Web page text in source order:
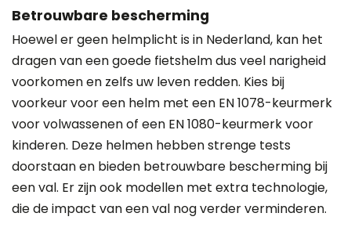
Betrouwbare bescherming
Hoewel er geen helmplicht is in Nederland, kan het
dragen van een goede fietshelm dus veel narigheid
voorkomen en zelfs uw leven redden. Kies bij
voorkeur voor een helm met een EN 1078-keurmerk
voor volwassenen of een EN 1080-keurmerk voor
kinderen. Deze helmen hebben strenge tests
doorstaan en bieden betrouwbare bescherming bij
een val. Er zijn ook modellen met extra technologie,
die de impact van een val nog verder verminderen.